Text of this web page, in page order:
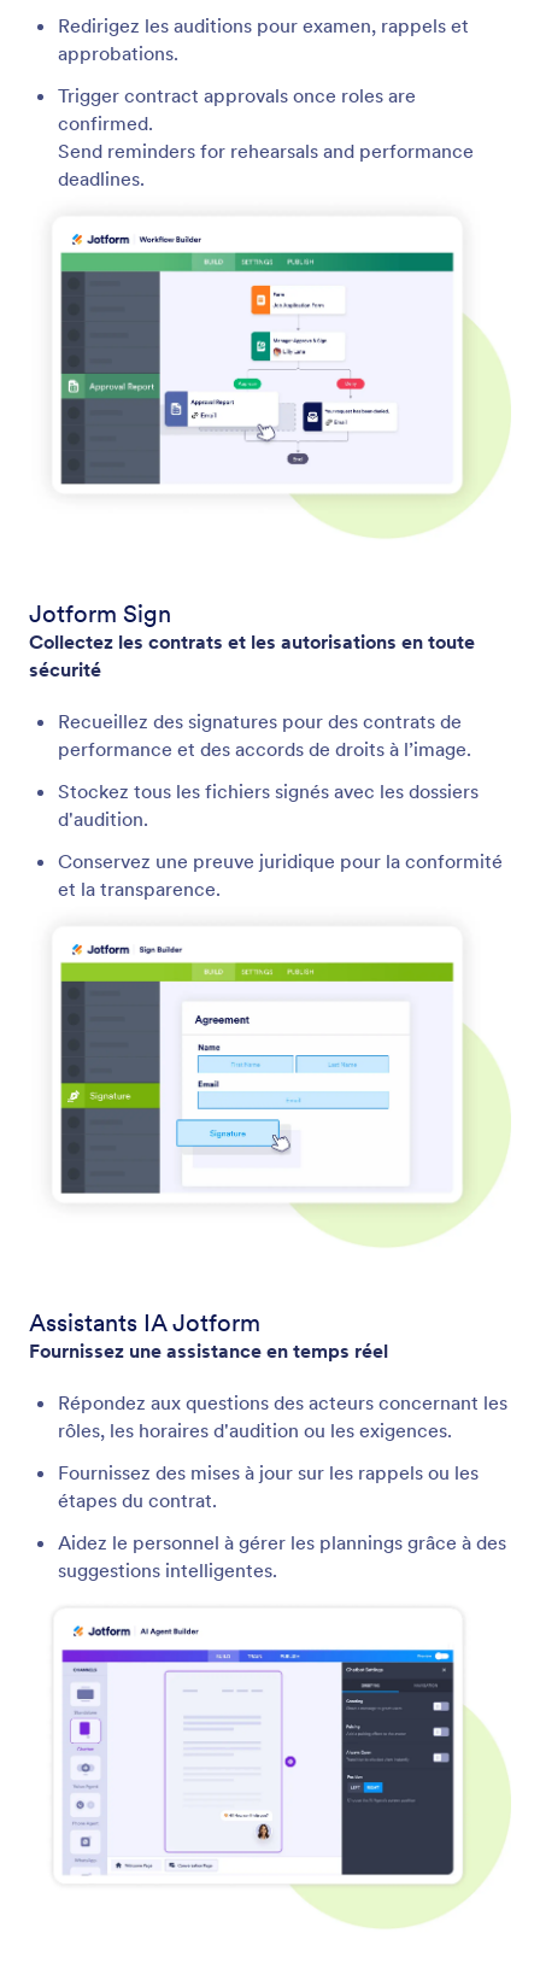
Redirigez les auditions pour examen, rappels et
approbations.
Trigger contract approvals once roles are
confirmed.
Send reminders for rehearsals and performance
deadlines.
Jotform Sign
Collectez les contrats et les autorisations en toute
sécurité
Recueillez des signatures pour des contrats de
performance et des accords de droits à l’image.
Stockez tous les fichiers signés avec les dossiers
d'audition.
Conservez une preuve juridique pour la conformité
et la transparence.
Assistants IA Jotform
Fournissez une assistance en temps réel
Répondez aux questions des acteurs concernant les
rôles, les horaires d'audition ou les exigences.
Fournissez des mises à jour sur les rappels ou les
étapes du contrat.
Aidez le personnel à gérer les plannings grâce à des
suggestions intelligentes.